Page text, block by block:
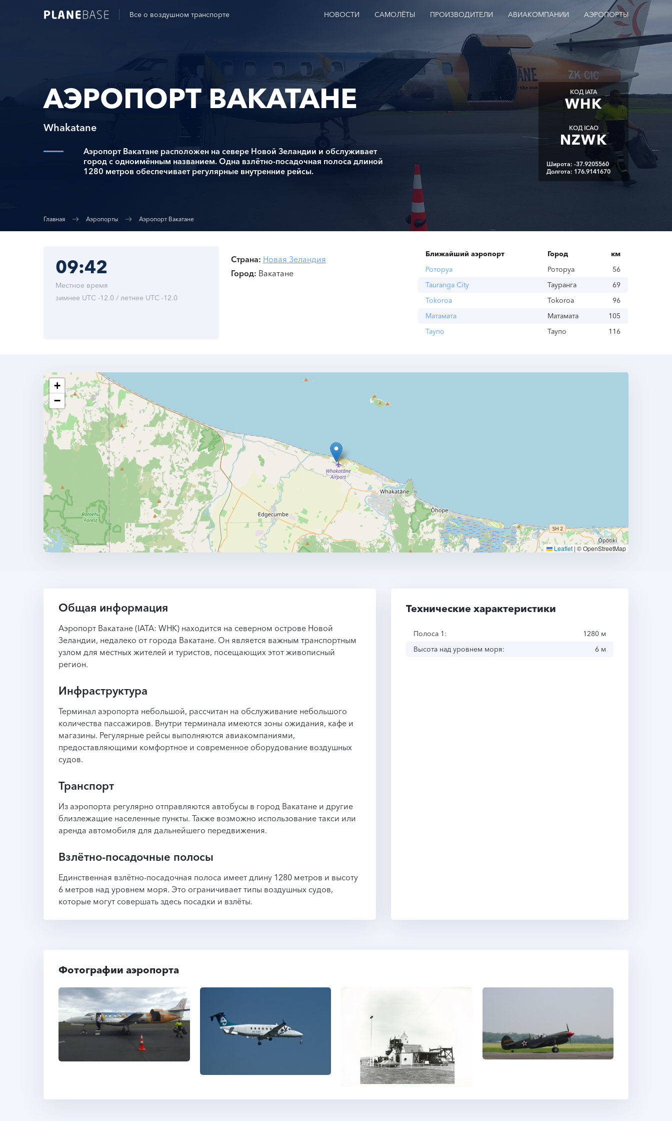
Все о воздушном транспорте НОВОСТИ САМОЛЁТЫ ПРОИЗВОДИТЕЛИ АВИАКОМПАНИИ АЭРОПОРТЫ
АЭРОПОРТ ВАКАТАНЕ
Whakatane
Аэропорт Вакатане расположен на севере Новой Зеландии и обслуживает
город с одноимённым названием. Одна взлётно-посадочная полоса длиной
1280 метров обеспечивает регулярные внутренние рейсы.
КОД IATA
WHK
КОД ICAO
NZWK
Широта: -37.9205560
Долгота: 176.9141670
Главная Аэропорты Аэропорт Вакатане
09:42
Местное время
зимнее UTC -12.0 / летнее UTC -12.0
Страна Новая Зеландия
Город Вакатане
Ближайший аэропорт Город
км
Роторуа
Роторуа
56
Tauranga City
Тауранга
69
Tokoroa
Tokoroa
96
Матамата
Матамата
105
Таупо
Таупо 116
+
−
Leaflet | © OpenStreetMap
Общая информация
Аэропорт Вакатане (IATA: WHK) находится на северном острове Новой
Зеландии, недалеко от города Вакатане. Он является важным транспортным
узлом для местных жителей и туристов, посещающих этот живописный
регион.
Инфраструктура
Терминал аэропорта небольшой, рассчитан на обслуживание небольшого
количества пассажиров. Внутри терминала имеются зоны ожидания, кафе и
магазины. Регулярные рейсы выполняются авиакомпаниями,
предоставляющими комфортное и современное оборудование воздушных
судов.
Транспорт
Из аэропорта регулярно отправляются автобусы в город Вакатане и другие
близлежащие населенные пункты. Также возможно использование такси или
аренда автомобиля для дальнейшего передвижения.
Взлётно-посадочные полосы
Единственная взлётно-посадочная полоса имеет длину 1280 метров и высоту
6 метров над уровнем моря. Это ограничивает типы воздушных судов,
которые могут совершать здесь посадки и взлёты.
Технические характеристики
Полоса 1:
1280 м
Высота над уровнем моря:
6 м
Фотографии аэропорта